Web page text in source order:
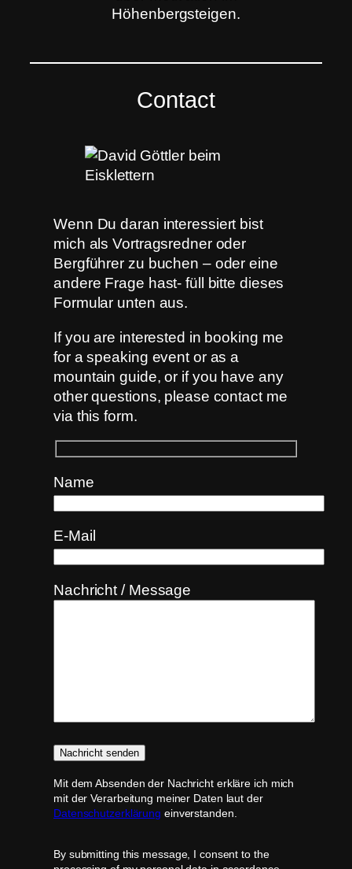
Contact
Wenn Du daran interessiert bist
mich als Vortragsredner oder
Bergführer zu buchen – oder eine
andere Frage hast- füll bitte dieses
Formular unten aus.
If you are interested in booking me
for a speaking event or as a
mountain guide, or if you have any
other questions, please contact me
via this form.
Name
E-Mail
Nachricht / Message
Mit dem Absenden der Nachricht erkläre ich mich
mit der Verarbeitung meiner Daten laut der
Datenschutzerklärung einverstanden.
By submitting this message, I consent to the